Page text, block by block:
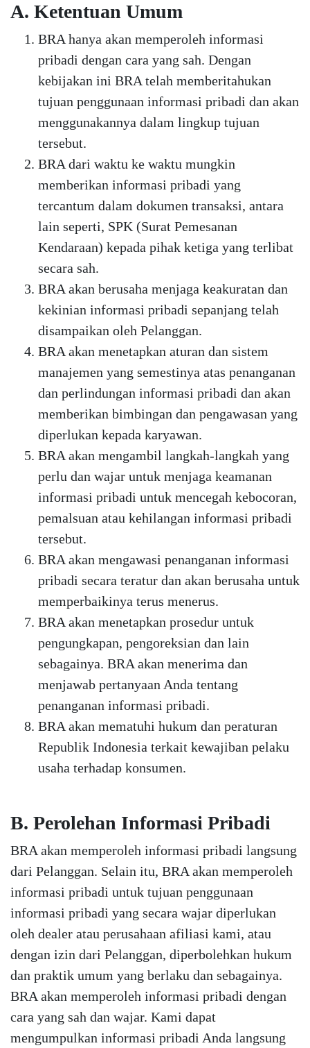
A. Ketentuan Umum
BRA hanya akan memperoleh informasi
pribadi dengan cara yang sah. Dengan
kebijakan ini BRA telah memberitahukan
tujuan penggunaan informasi pribadi dan akan
menggunakannya dalam lingkup tujuan
tersebut.
BRA dari waktu ke waktu mungkin
memberikan informasi pribadi yang
tercantum dalam dokumen transaksi, antara
lain seperti, SPK (Surat Pemesanan
Kendaraan) kepada pihak ketiga yang terlibat
secara sah.
BRA akan berusaha menjaga keakuratan dan
kekinian informasi pribadi sepanjang telah
disampaikan oleh Pelanggan.
BRA akan menetapkan aturan dan sistem
manajemen yang semestinya atas penanganan
dan perlindungan informasi pribadi dan akan
memberikan bimbingan dan pengawasan yang
diperlukan kepada karyawan.
BRA akan mengambil langkah-langkah yang
perlu dan wajar untuk menjaga keamanan
informasi pribadi untuk mencegah kebocoran,
pemalsuan atau kehilangan informasi pribadi
tersebut.
BRA akan mengawasi penanganan informasi
pribadi secara teratur dan akan berusaha untuk
memperbaikinya terus menerus.
BRA akan menetapkan prosedur untuk
pengungkapan, pengoreksian dan lain
sebagainya. BRA akan menerima dan
menjawab pertanyaan Anda tentang
penanganan informasi pribadi.
BRA akan mematuhi hukum dan peraturan
Republik Indonesia terkait kewajiban pelaku
usaha terhadap konsumen.
B. Perolehan Informasi Pribadi
BRA akan memperoleh informasi pribadi langsung
dari Pelanggan. Selain itu, BRA akan memperoleh
informasi pribadi untuk tujuan penggunaan
informasi pribadi yang secara wajar diperlukan
oleh dealer atau perusahaan afiliasi kami, atau
dengan izin dari Pelanggan, diperbolehkan hukum
dan praktik umum yang berlaku dan sebagainya.
BRA akan memperoleh informasi pribadi dengan
cara yang sah dan wajar. Kami dapat
mengumpulkan informasi pribadi Anda langsung